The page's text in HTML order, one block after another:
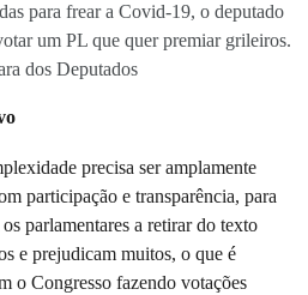
para frear a Covid-19, o deputado
um PL que quer premiar grileiros.
dos Deputados
precisa ser amplamente
participação e transparência, para
parlamentares a retirar do texto
e prejudicam muitos, o que é
o Congresso fazendo votações